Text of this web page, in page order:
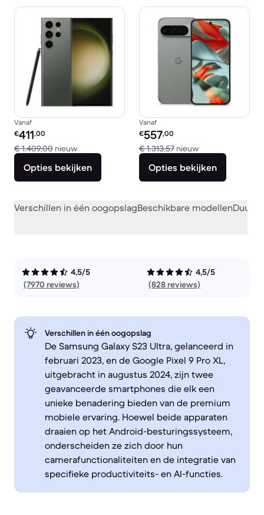
Vanaf
Refurbished prijs:
€411,00
€ 1.409,00 nieuwVergeleken met € 1.409,00 nieuw
Opties bekijken
Vanaf
Refurbished prijs:
€557,00
€ 1.313,57 nieuwVergeleken met
Opties bekijken
Verschillen in één oogopslagBeschikbare modellen
4,5/5
(7970 reviews)
4,5/5
(828 reviews)
Verschillen in één oogopslag
De Samsung Galaxy S23 Ultra, gelanceerd in
februari 2023, en de Google Pixel 9 Pro XL,
uitgebracht in augustus 2024, zijn twee
geavanceerde smartphones die elk een
unieke benadering bieden van de premium
mobiele ervaring. Hoewel beide apparaten
draaien op het Android-besturingssysteem,
onderscheiden ze zich door hun
camerafunctionaliteiten en de integratie van
specifieke productiviteits- en AI-functies.